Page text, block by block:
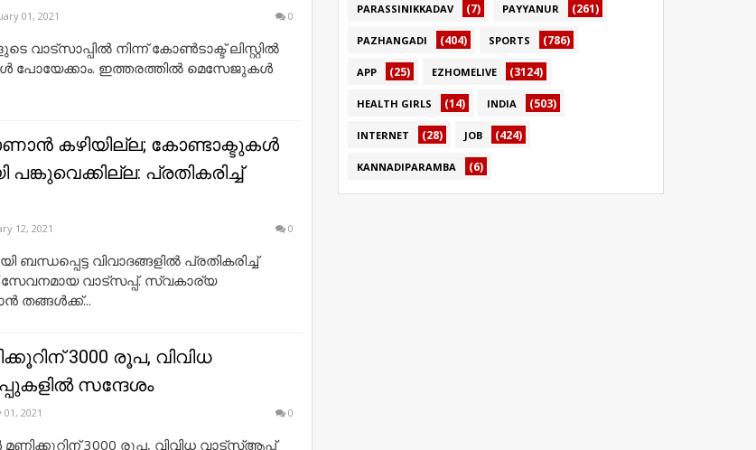
01, 2021 0
വാട്സാപ്പിൽ നിന്ന് കോൺടാക്ട് ലിസ്റ്റിൽ
പോയേക്കാം. ഇത്തരത്തിൽ മെസേജുകൾ
കഴിയില്ല; കോണ്ടാക്ടുകൾ
പ്രതികരിച്ച്
12, 2021 0
വിവാദങ്ങളിൽ പ്രതികരിച്ച്
സേവനമായ വാട്സപ്പ്. സ്വകാര്യ
തങ്ങൾക്ക്...
3000 രൂപ, വിവിധ
സന്ദേശം
2021 0
3000 രൂപ, വിവിധ വാട്സ്ആപ്പ്
PARASSINIKKADAV (7) PAYYANUR (261)
PAZHANGADI (404) SPORTS (786)
APP (25) EZHOMELIVE (3124)
HEALTH GIRLS (14) INDIA (503)
INTERNET (28) JOB (424)
KANNADIPARAMBA (6)